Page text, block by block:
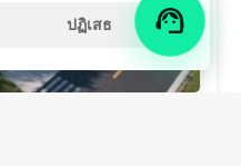
ปฏิเสธ 